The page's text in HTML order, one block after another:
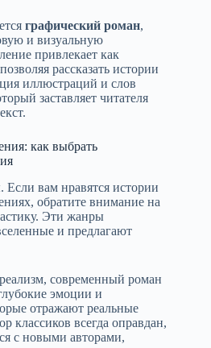
графический роман,
и визуальную
привлекает как
рассказать истории
иллюстраций и слов
заставляет читателя
как выбрать
вам нравятся истории
обратите внимание на
Эти жанры
и предлагают
современный роман
эмоции и
отражают реальные
классиков всегда оправдан,
с новыми авторами,